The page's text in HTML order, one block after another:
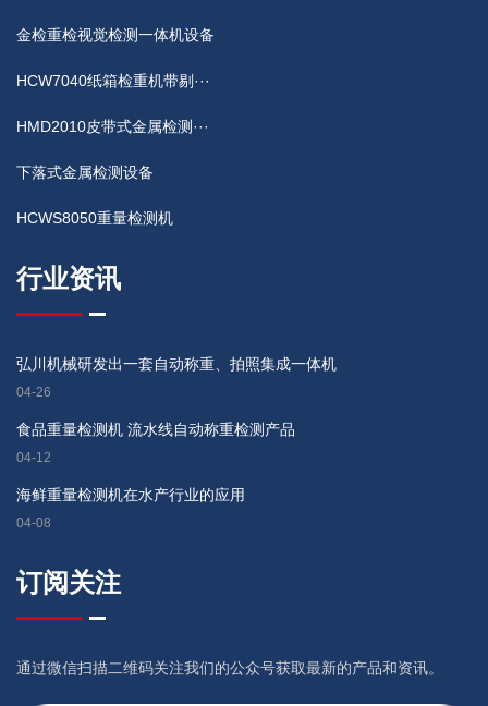
金检重检视觉检测一体机设备
HCW7040纸箱检重机带剔···
HMD2010皮带式金属检测···
下落式金属检测设备
HCWS8050重量检测机
行业资讯
弘川机械研发出一套自动称重、拍照集成一体机
04-26
食品重量检测机 流水线自动称重检测产品
04-12
海鲜重量检测机在水产行业的应用
04-08
订阅关注
通过微信扫描二维码关注我们的公众号获取最新的产品和资讯。